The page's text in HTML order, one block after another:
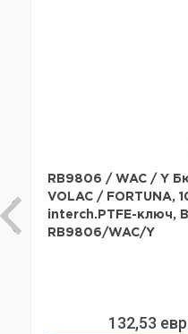
RB9806 / WAC / Y
VOLAC / FORTUNA,
interch.PTFE-ключ,
RB9806/WAC/Y
132,53